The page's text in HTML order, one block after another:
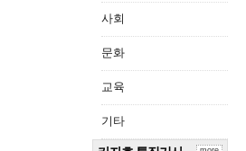
사회
문화
교육
기타